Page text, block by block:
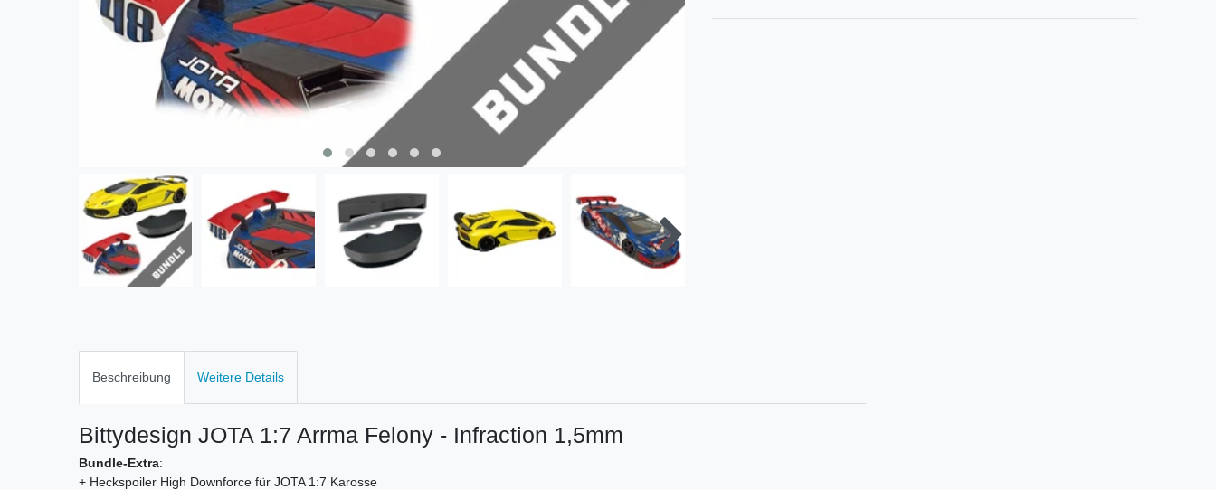
Beschreibung Weitere Details
Bittydesign JOTA 1:7 Arrma Felony - Infraction 1,5mm
Bundle-Extra:
+ Heckspoiler High Downforce für JOTA 1:7 Karosse